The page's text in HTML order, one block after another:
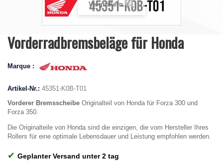
Vergrößern
Vorderradbremsbeläge für Honda
Marque :
Artikel-Nr.: 45351-K0B-T01
Vorderer Bremsscheibe Originalteil von Honda für Forza 300 und
Forza 350.
Die Originalteile von Honda sind die einzigen, die vom Hersteller Ihres
Rollers für eine optimale Lebensdauer und Leistung empfohlen werden.
✔ Geplanter Versand unter 2 tag